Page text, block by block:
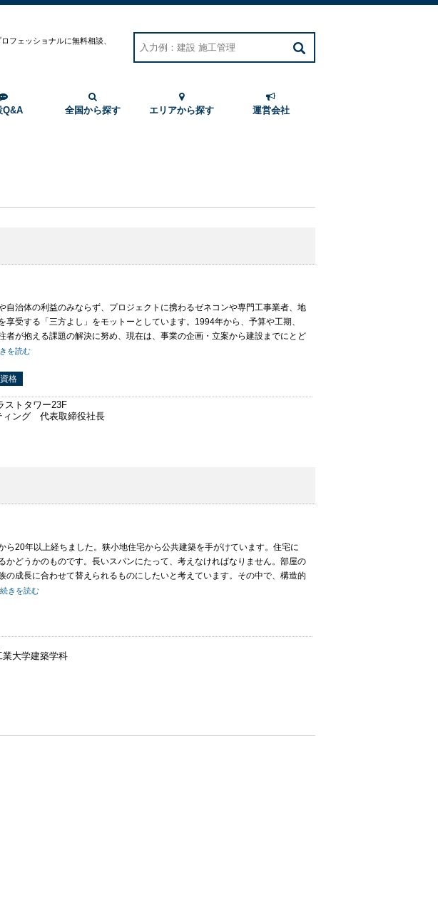
フェッショナルに無料相談、
Q&A 全国から探す エリアから探す 運営会社
自治体の利益のみならず、プロジェクトに携わるゼネコンや専門工事業者、地
享受する「三方よし」をモットーとしています。1994年から、予算や工期、
者が抱える課題の解決に努め、現在は、事業の企画・立案から建設までにとど
を読む
格
ストタワー23F
ィング 代表取締役社長
ら20年以上経ちました。狭小地住宅から公共建築を手がけています。住宅に
かどうかのものです。長いスパンにたって、考えなければなりません。部屋の
の成長に合わせて替えられるものにしたいと考えています。その中で、構造的
きを読む
業大学建築学科